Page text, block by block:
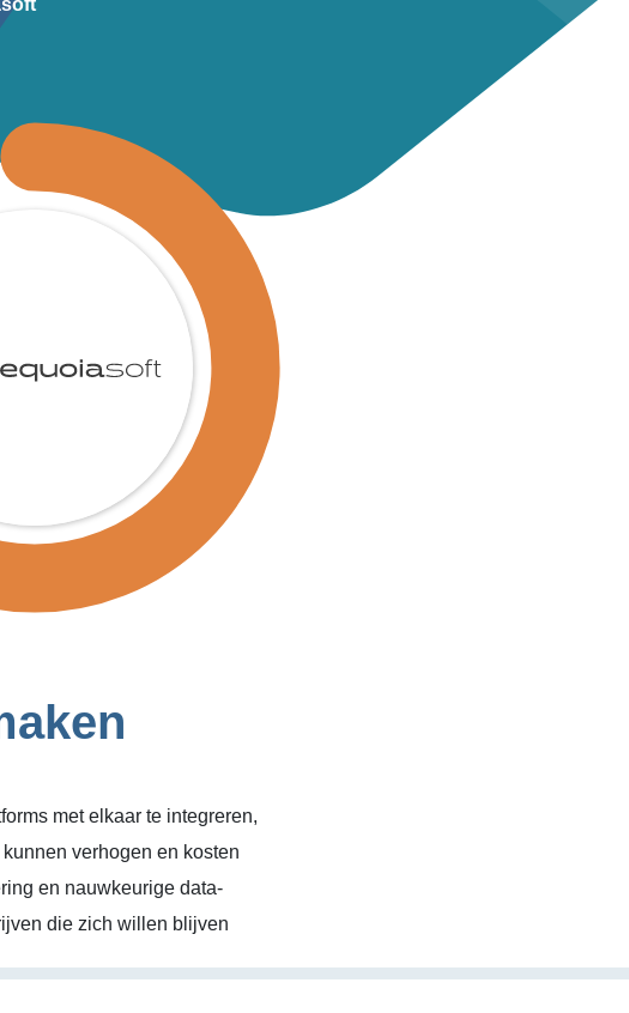
met elkaar te integreren,
verhogen en kosten
en nauwkeurige data-
die zich willen blijven